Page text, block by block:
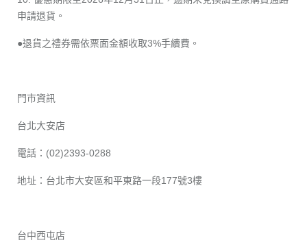
申請退貨。
●退貨之禮券需依票面金額收取3%手續費。
門市資訊
台北大安店
電話：(02)2393-0288
地址：台北市大安區和平東路一段177號3樓
台中西屯店